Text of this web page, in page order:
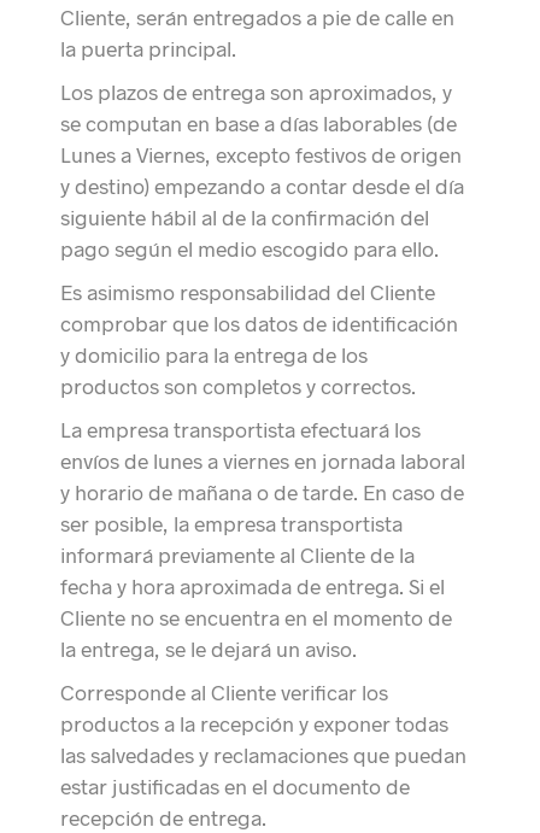
Cliente, serán entregados a pie de calle en
la puerta principal.
Los plazos de entrega son aproximados, y
se computan en base a días laborables (de
Lunes a Viernes, excepto festivos de origen
y destino) empezando a contar desde el día
siguiente hábil al de la confirmación del
pago según el medio escogido para ello.
Es asimismo responsabilidad del Cliente
comprobar que los datos de identificación
y domicilio para la entrega de los
productos son completos y correctos.
La empresa transportista efectuará los
envíos de lunes a viernes en jornada laboral
y horario de mañana o de tarde. En caso de
ser posible, la empresa transportista
informará previamente al Cliente de la
fecha y hora aproximada de entrega. Si el
Cliente no se encuentra en el momento de
la entrega, se le dejará un aviso.
Corresponde al Cliente verificar los
productos a la recepción y exponer todas
las salvedades y reclamaciones que puedan
estar justificadas en el documento de
recepción de entrega.